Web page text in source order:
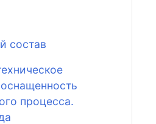
состав
процесса.